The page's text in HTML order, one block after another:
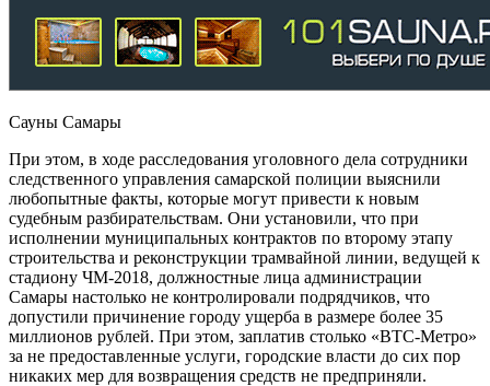
Сауны Самары
При этом, в ходе расследования уголовного дела сотрудники
следственного управления самарской полиции выяснили
любопытные факты, которые могут привести к новым
судебным разбирательствам. Они установили, что при
исполнении муниципальных контрактов по второму этапу
строительства и реконструкции трамвайной линии, ведущей к
стадиону ЧМ-2018, должностные лица администрации
Самары настолько не контролировали подрядчиков, что
допустили причинение городу ущерба в размере более 35
миллионов рублей. При этом, заплатив столько «ВТС-Метро»
за не предоставленные услуги, городские власти до сих пор
никаких мер для возвращения средств не предприняли.